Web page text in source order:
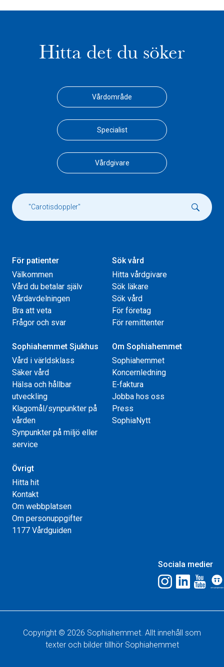
Hitta det du söker
Vårdområde
Specialist
Vårdgivare
För patienter
Välkommen
Vård du betalar själv
Vårdavdelningen
Bra att veta
Frågor och svar
Sök vård
Hitta vårdgivare
Sök läkare
Sök vård
För företag
För remittenter
Sophiahemmet Sjukhus
Vård i världsklass
Säker vård
Hälsa och hållbar
utveckling
Klagomål/synpunkter på
vården
Synpunkter på miljö eller
service
Om Sophiahemmet
Sophiahemmet
Koncernledning
E-faktura
Jobba hos oss
Press
SophiaNytt
Övrigt
Hitta hit
Kontakt
Om webbplatsen
Om personuppgifter
1177 Vårdguiden
Sociala medier
Copyright © 2026 Sophiahemmet. Allt innehåll som
texter och bilder tillhör Sophiahemmet